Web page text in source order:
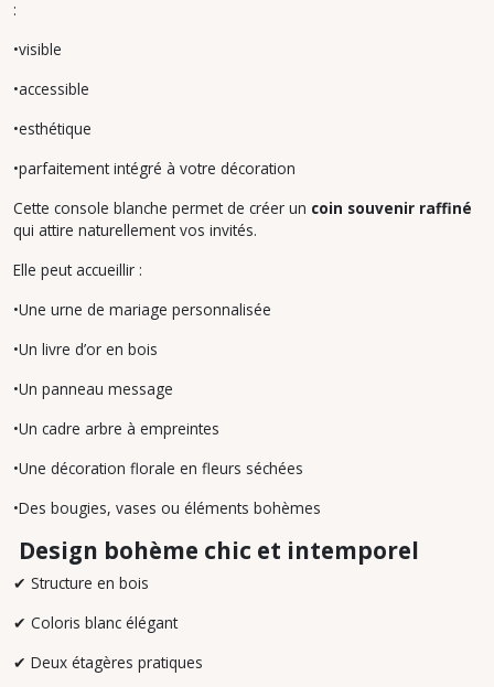
:
•visible
•accessible
•esthétique
•parfaitement intégré à votre décoration
Cette console blanche permet de créer un coin souvenir raffiné
qui attire naturellement vos invités.
Elle peut accueillir :
•Une urne de mariage personnalisée
•Un livre d’or en bois
•Un panneau message
•Un cadre arbre à empreintes
•Une décoration florale en fleurs séchées
•Des bougies, vases ou éléments bohèmes
Design bohème chic et intemporel
✔ Structure en bois
✔ Coloris blanc élégant
✔ Deux étagères pratiques